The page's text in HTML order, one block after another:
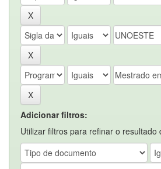
Adicionar filtros:
Utilizar filtros para refinar o resultado